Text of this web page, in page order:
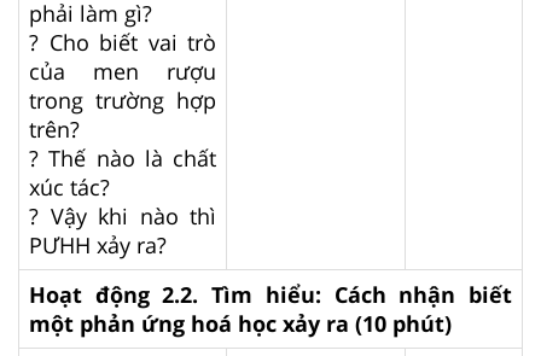
phải làm gì?
? Cho biết vai trò
của men rượu
trong trường hợp
trên?
? Thế nào là chất
xúc tác?
? Vậy khi nào thì
PƯHH xảy ra?
Hoạt động 2.2. Tìm hiểu: Cách nhận biết
một phản ứng hoá học xảy ra (10 phút)